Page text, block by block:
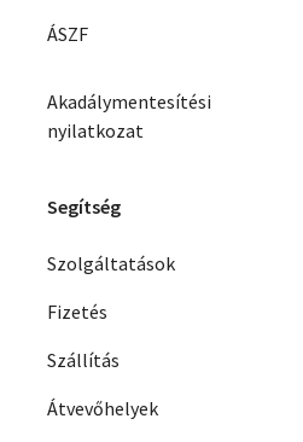
ÁSZF
Akadálymentesítési
nyilatkozat
Segítség
Szolgáltatások
Fizetés
Szállítás
Átvevőhelyek